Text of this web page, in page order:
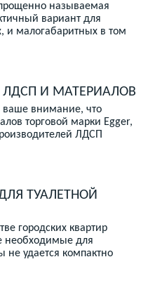
называемая
вариант для
и малогабаритных в том
И МАТЕРИАЛОВ
внимание, что
торговой марки Egger,
ЛДСП
ТУАЛЕТНОЙ
городских квартир
необходимые для
удается компактно